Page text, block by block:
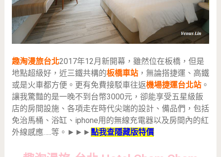
趣淘漫旅台北2017年12月新開幕，雖然位在板橋，但是
地點超級好，近三鐵共構的板橋車站，無論搭捷運、高鐵
或是火車都方便。更有免費接駁車往返機場捷運台北站。
讓我驚豔的是一晚不到台幣3000元，卻能享受五星級飯
店的房間設施、各項走在時代尖端的設計、備品們，包括
免治馬桶、浴缸、iphone用的無線充電器以及房間內的紅
外線感應…..等。►►► 點我查隱藏版特價